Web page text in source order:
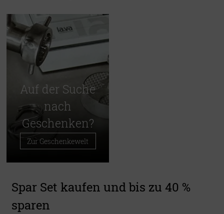
Auf der Suche
nach
Geschenken?
Zur Geschenkewelt
Spar Set kaufen und bis zu 40 %
sparen